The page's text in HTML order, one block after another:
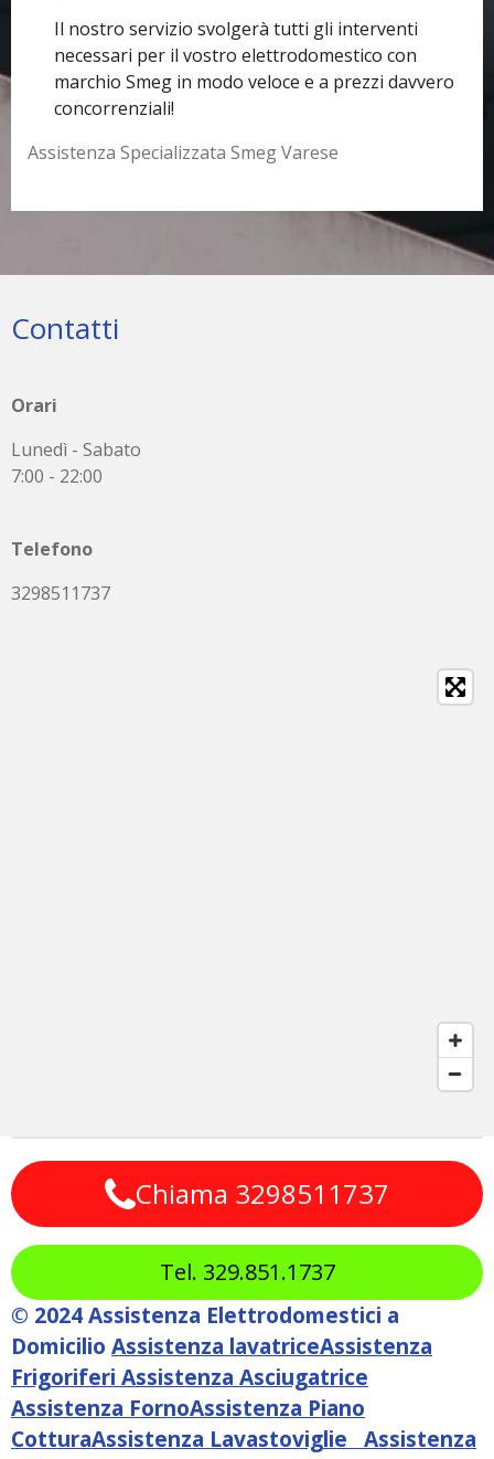
Il nostro servizio svolgerà tutti gli interventi
necessari per il vostro elettrodomestico con
marchio Smeg in modo veloce e a prezzi davvero
concorrenziali!
Assistenza Specializzata Smeg Varese
Contatti
Orari
Lunedì - Sabato
7:00 - 22:00
Telefono
3298511737
Chiama 3298511737
Tel. 329.851.1737
© 2024 Assistenza Elettrodomestici a
Domicilio Assistenza lavatriceAssistenza
Frigoriferi Assistenza Asciugatrice
Assistenza FornoAssistenza Piano
CotturaAssistenza Lavastoviglie Assistenza